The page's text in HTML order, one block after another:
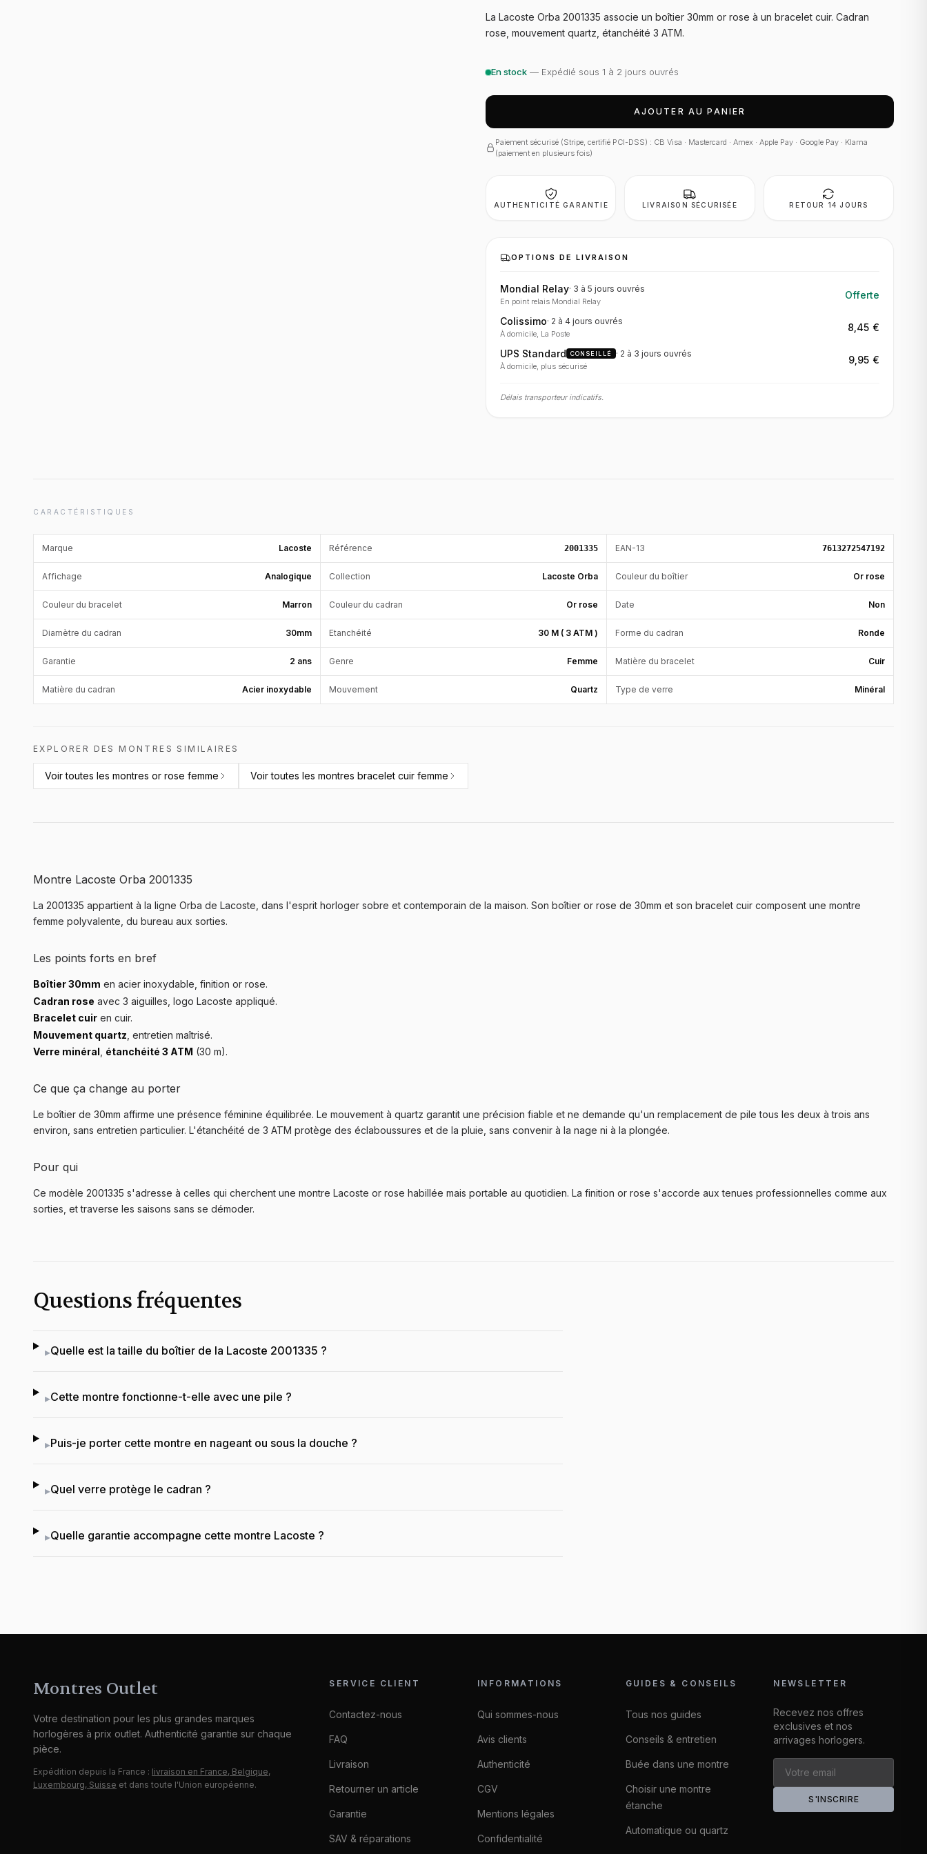
La Lacoste Orba 2001335 associe un boîtier 30mm or rose à un bracelet cuir. Cadran
rose, mouvement quartz, étanchéité 3 ATM.
En stock — Expédié sous 1 à 2 jours ouvrés
AJOUTER AU PANIER
Paiement sécurisé (Stripe, certifié PCI-DSS) : CB Visa · Mastercard · Amex · Apple Pay · Google Pay · Klarna
(paiement en plusieurs fois)
AUTHENTICITÉ GARANTIE LIVRAISON SÉCURISÉE RETOUR 14 JOURS
OPTIONS DE LIVRAISON
Mondial Relay· 3 à 5 jours ouvrés
En point relais Mondial Relay
Offerte
Colissimo· 2 à 4 jours ouvrés
À domicile, La Poste
8,45 €
UPS Standard CONSEILLÉ · 2 à 3 jours ouvrés
À domicile, plus sécurisé
9,95 €
Délais transporteur indicatifs.
CARACTÉRISTIQUES
Marque Lacoste Référence 2001335 EAN-13 7613272547192
Affichage Analogique Collection Lacoste Orba Couleur du boîtier Or rose
Couleur du bracelet Marron Couleur du cadran Or rose Date Non
Diamètre du cadran 30mm Etanchéité 30 M ( 3 ATM ) Forme du cadran Ronde
Garantie 2 ans Genre Femme Matière du bracelet Cuir
Matière du cadran Acier inoxydable Mouvement Quartz Type de verre Minéral
EXPLORER DES MONTRES SIMILAIRES
Voir toutes les montres or rose femme Voir toutes les montres bracelet cuir femme
Montre Lacoste Orba 2001335
La 2001335 appartient à la ligne Orba de Lacoste, dans l'esprit horloger sobre et contemporain de la maison. Son boîtier or rose de 30mm et son bracelet cuir composent une montre
femme polyvalente, du bureau aux sorties.
Les points forts en bref
Boîtier 30mm en acier inoxydable, finition or rose.
Cadran rose avec 3 aiguilles, logo Lacoste appliqué.
Bracelet cuir en cuir.
Mouvement quartz , entretien maîtrisé.
Verre minéral étanchéité 3 ATM (30 m).
Ce que ça change au porter
Le boîtier de 30mm affirme une présence féminine équilibrée. Le mouvement à quartz garantit une précision fiable et ne demande qu'un remplacement de pile tous les deux à trois ans
environ, sans entretien particulier. L'étanchéité de 3 ATM protège des éclaboussures et de la pluie, sans convenir à la nage ni à la plongée.
Pour qui
Ce modèle 2001335 s'adresse à celles qui cherchent une montre Lacoste or rose habillée mais portable au quotidien. La finition or rose s'accorde aux tenues professionnelles comme aux
sorties, et traverse les saisons sans se démoder.
Questions fréquentes
▸Quelle est la taille du boîtier de la Lacoste 2001335 ?
▸Cette montre fonctionne-t-elle avec une pile ?
▸Puis-je porter cette montre en nageant ou sous la douche ?
▸Quel verre protège le cadran ?
▸Quelle garantie accompagne cette montre Lacoste ?
Montres Outlet
Votre destination pour les plus grandes marques
horlogères à prix outlet. Authenticité garantie sur chaque
pièce.
Expédition depuis la France : livraison en France, Belgique,
Luxembourg, Suisse et dans toute l'Union européenne.
SERVICE CLIENT
Contactez-nous
FAQ
Livraison
Retourner un article
Garantie
SAV & réparations
INFORMATIONS
Qui sommes-nous
Avis clients
Authenticité
CGV
Mentions légales
Confidentialité
GUIDES & CONSEILS
Tous nos guides
Conseils & entretien
Buée dans une montre
Choisir une montre
étanche
Automatique ou quartz
NEWSLETTER
Recevez nos offres
exclusives et nos
arrivages horlogers.
S'INSCRIRE